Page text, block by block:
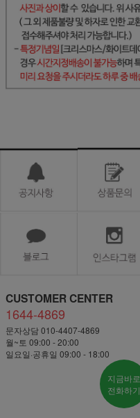
CUSTOMER CENTER
1644-4869
문자상담 010-4407-4869
월~토 09:00 - 20:00
일요일·공휴일 09:00 - 18:00
지금바로
전화하기